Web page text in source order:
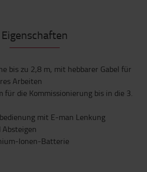
Eigenschaften
bis zu 2,8 m, mit hebbarer Gabel für
Arbeiten
für die Kommissionierung bis in die 3.
mit E-man Lenkung
Ionen-Batterie